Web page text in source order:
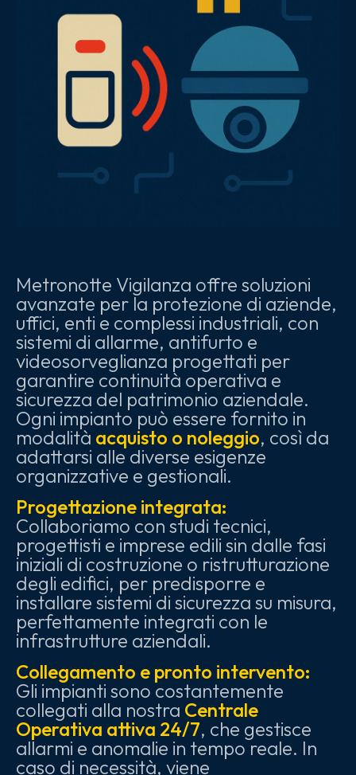
Metronotte Vigilanza offre soluzioni
avanzate per la protezione di aziende,
uffici, enti e complessi industriali, con
sistemi di allarme, antifurto e
videosorveglianza progettati per
garantire continuità operativa e
sicurezza del patrimonio aziendale.
Ogni impianto può essere fornito in
modalità acquisto o noleggio, così da
adattarsi alle diverse esigenze
organizzative e gestionali.
Progettazione integrata:
Collaboriamo con studi tecnici,
progettisti e imprese edili sin dalle fasi
iniziali di costruzione o ristrutturazione
degli edifici, per predisporre e
installare sistemi di sicurezza su misura,
perfettamente integrati con le
infrastrutture aziendali.
Collegamento e pronto intervento:
Gli impianti sono costantemente
collegati alla nostra Centrale
Operativa attiva 24/7, che gestisce
allarmi e anomalie in tempo reale. In
caso di necessità, viene